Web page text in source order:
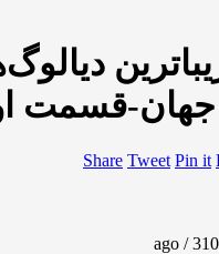
جهان-قسمت
Share Tweet Pin it